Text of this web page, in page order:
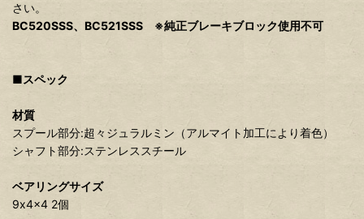
さい。
BC520SSS、BC521SSS ※純正ブレーキブロック使用不可
■スペック
材質
スプール部分:超々ジュラルミン（アルマイト加工により着色）
シャフト部分:ステンレススチール
ベアリングサイズ
9x4x4 2個